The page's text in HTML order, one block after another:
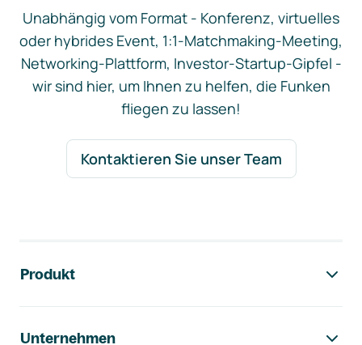
Unabhängig vom Format - Konferenz, virtuelles
oder hybrides Event, 1:1-Matchmaking-Meeting,
Networking-Plattform, Investor-Startup-Gipfel -
wir sind hier, um Ihnen zu helfen, die Funken
fliegen zu lassen!
Kontaktieren Sie unser Team
Produkt
Unternehmen